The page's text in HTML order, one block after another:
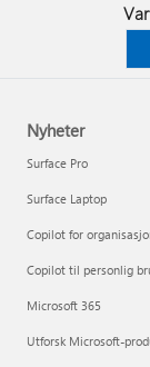
Nyheter
Surface Pro
Surface Laptop
Copilot for
Copilot til personlig
Microsoft 365
Utforsk Microsoft-